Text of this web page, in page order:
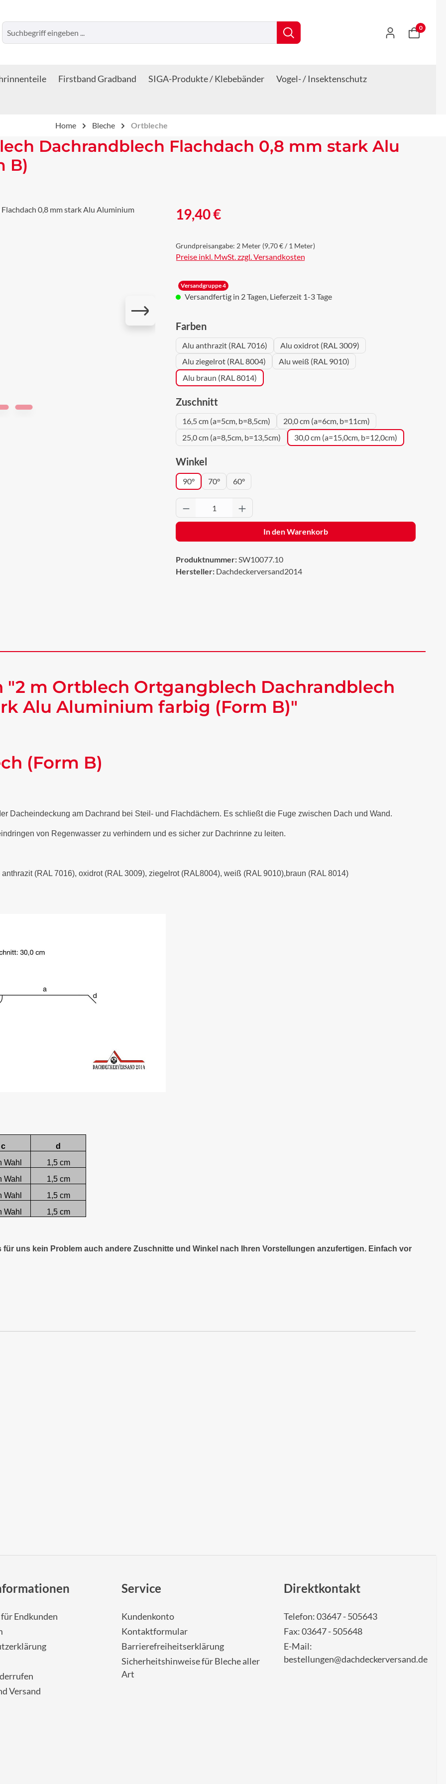
0
Firstband Gradband SIGA-Produkte / Klebebänder
Vogel- / Insektenschutz
Home Bleche Ortbleche
Dachrandblech Flachdach 0,8 mm stark Alu
B)
Regulärer Preis:
19,40 €
Grundpreisangabe: 2 Meter (9,70 € / 1 Meter)
Preise inkl. MwSt. zzgl. Versandkosten
Versandgruppe 4
Versandfertig in 2 Tagen, Lieferzeit 1-3 Tage
Farbenauswählen
Alu anthrazit (RAL 7016)
Alu oxidrot (RAL 3009)
Alu ziegelrot (RAL 8004)
Alu weiß (RAL 9010)
Alu braun (RAL 8014)
Zuschnittauswählen
16,5 cm (a=5cm, b=8,5cm)
20,0 cm (a=6cm, b=11cm)
25,0 cm (a=8,5cm, b=13,5cm)
30,0 cm (a=15,0cm, b=12,0cm)
Winkelauswählen
90° 70° 60°
Produkt Anzahl: Gib den gewünschten Wert ein
In den Warenkorb
Produktnummer:SW10077.10
Hersteller: Dachdeckerversand2014
m Ortblech Ortgangblech Dachrandblech
Alu Aluminium farbig (Form B)"
(Form B)
Dacheindeckung am Dachrand bei Steil- und Flachdächern. Es schließt die Fuge zwischen Dach und Wand.
von Regenwasser zu verhindern und es sicher zur Dachrinne zu leiten.
(RAL 7016), oxidrot (RAL 3009), ziegelrot (RAL8004), weiß (RAL 9010),braun (RAL 8014)
c
d
Wahl
1,5 cm
Wahl
1,5 cm
Wahl
1,5 cm
Wahl 1,5 cm
uns kein Problem auch andere Zuschnitte und Winkel nach Ihren Vorstellungen anzufertigen. Einfach vor
Endkunden
Versand
Service
Kundenkonto
Kontaktformular
Barrierefreiheitserklärung
Sicherheitshinweise für Bleche aller
Art
Direktkontakt
Telefon: 03647 - 505643
Fax: 03647 - 505648
E-Mail:
bestellungen@dachdeckerversand.de